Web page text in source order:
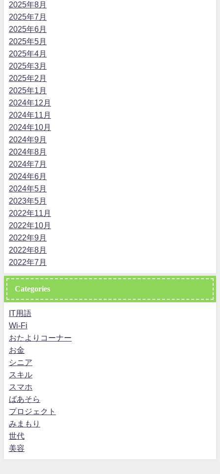
2025年8月
2025年7月
2025年6月
2025年5月
2025年4月
2025年3月
2025年2月
2025年1月
2024年12月
2024年11月
2024年10月
2024年9月
2024年8月
2024年7月
2024年6月
2024年5月
2023年5月
2022年11月
2022年10月
2022年9月
2022年8月
2022年7月
Categories
IT用語
Wi-Fi
おたよりコーナー
お金
シニア
スキル
スマホ
ばあそら
プロジェクト
みまもり
世代
美容